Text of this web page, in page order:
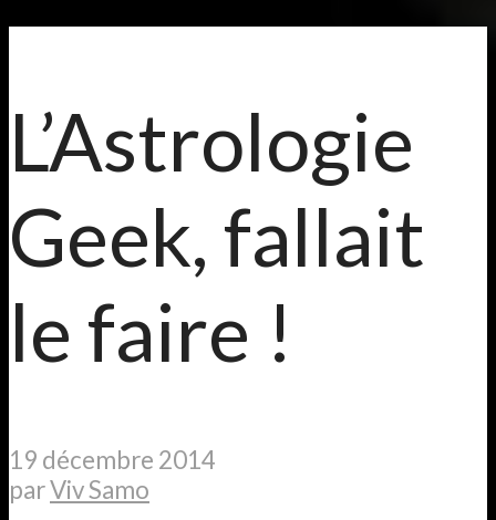
L’Astrologie
Geek, fallait
le faire !
19 décembre 2014
parViv Samo